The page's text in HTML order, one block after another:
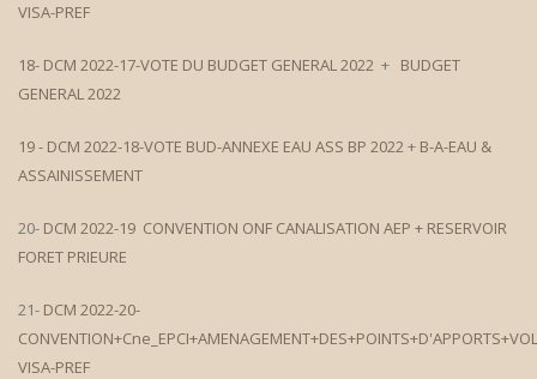
VISA-PREF
18- DCM 2022-17-VOTE DU BUDGET GENERAL 2022 + BUDGET
GENERAL 2022
19 - DCM 2022-18-VOTE BUD-ANNEXE EAU ASS BP 2022+ B-A-EAU &
ASSAINISSEMENT
20- DCM 2022-19 CONVENTION ONF CANALISATION AEP + RESERVOIR
FORET PRIEURE
21- DCM 2022-20-
VISA-PREF